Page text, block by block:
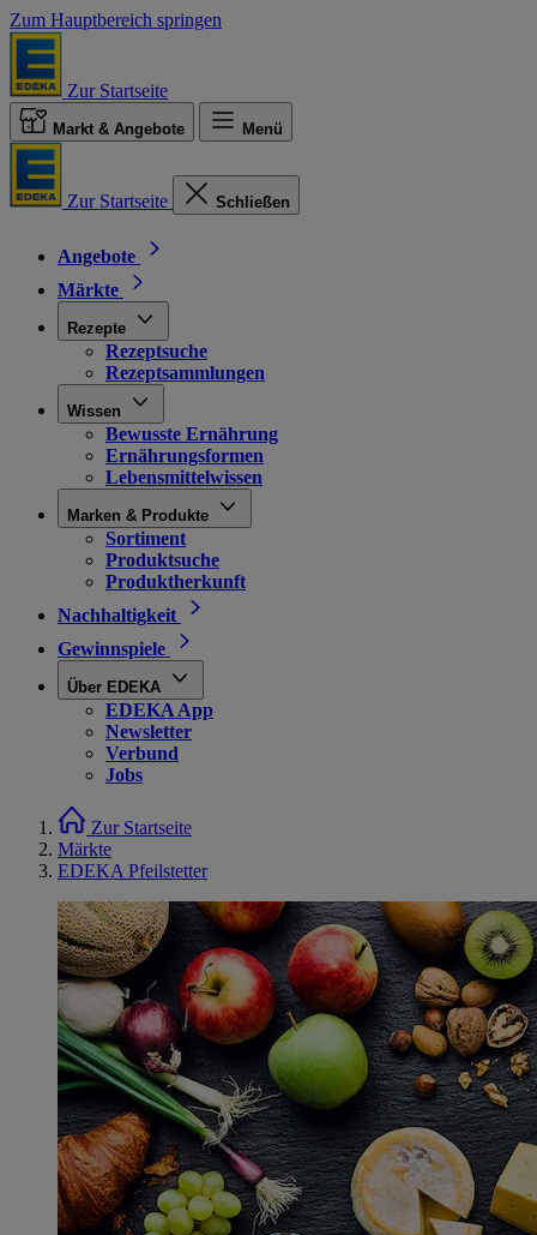
Zum Hauptbereich springen
Zur Startseite
Markt & Angebote Menü
Zur Startseite Schließen
Angebote
Märkte
Rezepte
Rezeptsuche
Rezeptsammlungen
Wissen
Bewusste Ernährung
Ernährungsformen
Lebensmittelwissen
Marken & Produkte
Sortiment
Produktsuche
Produktherkunft
Nachhaltigkeit
Gewinnspiele
Über EDEKA
EDEKA App
Newsletter
Verbund
Jobs
Zur Startseite
Märkte
EDEKA Pfeilstetter